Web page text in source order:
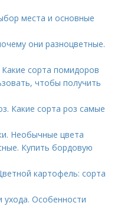
места и основные
они разноцветные.
сорта помидоров
чтобы получить
Какие сорта роз самые
Необычные цвета
Купить бордовую
картофель: сорта
Особенности